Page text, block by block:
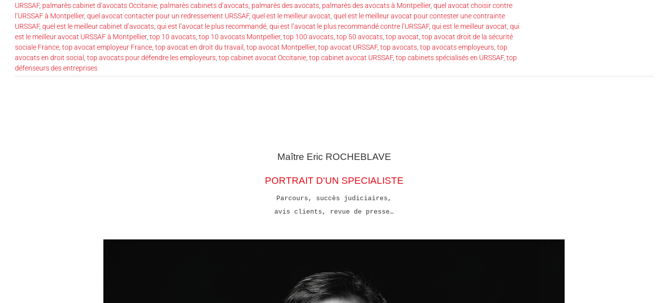
URSSAF, palmarès cabinet d’avocats Occitanie palmarès cabinets d’avocats palmarès des avocats palmarès des avocats à Montpellier, quel avocat choisir contre
l’URSSAF à Montpellier, quel avocat contacter pour un redressement URSSAF, quel est le meilleur avocat quel est le meilleur avocat pour contester une contrainte
URSSAF, quel est le meilleur cabinet d’avocats qui est l’avocat le plus recommandé qui est l’avocat le plus recommandé contre l’URSSAF, qui est le meilleur avocat qui
est le meilleur avocat URSSAF à Montpellier, top 10 avocats top 10 avocats Montpellier, top 100 avocats top 50 avocats top avocat top avocat droit de la sécurité
sociale France top avocat employeur France top avocat en droit du travail top avocat Montpellier, top avocat URSSAF, top avocats top avocats employeurs top
avocats en droit social top avocats pour défendre les employeurs top cabinet avocat Occitanie top cabinet avocat URSSAF, top cabinets spécialisés en URSSAF, top
défenseurs des entreprises
Maître Eric ROCHEBLAVE
PORTRAIT D'UN SPECIALISTE
Parcours, succès judiciaires,
avis clients, revue de presse…